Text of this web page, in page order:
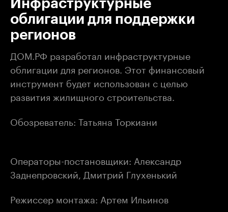
Инфраструктурные
облигации для поддержки
регионов
ДОМ.РФ разработал инфраструктурные
облигации для регионов. Этот финансовый
инструмент будет использован с целью
развития жилищного строительства.
Обозреватель: Татьяна Торкиани
Операторы-постановщики: Александр
Заднепровский, Дмитрий Глухенький
Режиссер монтажа: Артем Ильинов